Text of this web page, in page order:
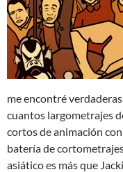
me encontré
cuantos largometrajes
cortos de animación
batería de
asiático es más que